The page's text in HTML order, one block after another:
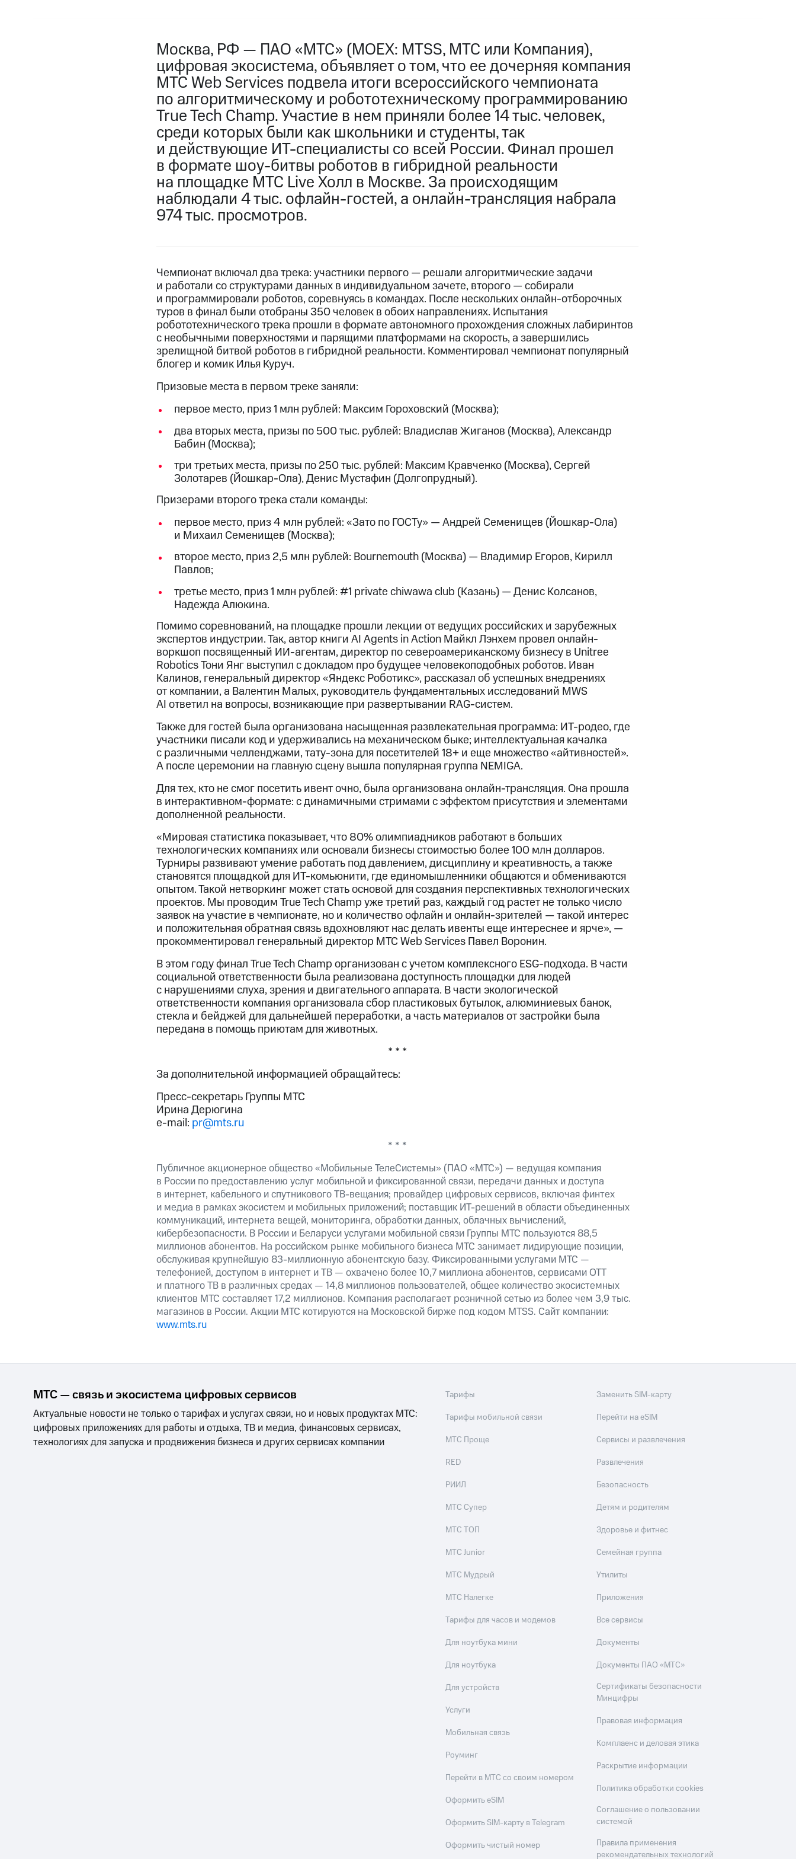
Москва, РФ — ПАО «МТС» (MOEX: MTSS, МТС или Компания),
цифровая экосистема, объявляет о том, что ее дочерняя компания
МТС Web Services подвела итоги всероссийского чемпионата
по алгоритмическому и робототехническому программированию
True Tech Champ. Участие в нем приняли более 14 тыс. человек,
среди которых были как школьники и студенты, так
и действующие ИТ-специалисты со всей России. Финал прошел
в формате шоу-битвы роботов в гибридной реальности
на площадке МТС Live Холл в Москве. За происходящим
наблюдали 4 тыс. офлайн-гостей, а онлайн-трансляция набрала
974 тыс. просмотров.
Чемпионат включал два трека: участники первого — решали алгоритмические задачи
и работали со структурами данных в индивидуальном зачете, второго — собирали
и программировали роботов, соревнуясь в командах. После нескольких онлайн-отборочных
туров в финал были отобраны 350 человек в обоих направлениях. Испытания
робототехнического трека прошли в формате автономного прохождения сложных лабиринтов
с необычными поверхностями и парящими платформами на скорость, а завершились
зрелищной битвой роботов в гибридной реальности. Комментировал чемпионат популярный
блогер и комик Илья Куруч.
Призовые места в первом треке заняли:
первое место, приз 1 млн рублей: Максим Гороховский (Москва);
два вторых места, призы по 500 тыс. рублей: Владислав Жиганов (Москва), Александр
Бабин (Москва);
три третьих места, призы по 250 тыс. рублей: Максим Кравченко (Москва), Сергей
Золотарев (Йошкар-Ола), Денис Мустафин (Долгопрудный).
Призерами второго трека стали команды:
первое место, приз 4 млн рублей: «Зато по ГОСТу» — Андрей Семенищев (Йошкар-Ола)
и Михаил Семенищев (Москва);
второе место, приз 2,5 млн рублей: Bournemouth (Москва) — Владимир Егоров, Кирилл
Павлов;
третье место, приз 1 млн рублей: #1 private chiwawa club (Казань) — Денис Колсанов,
Надежда Алюкина.
Помимо соревнований, на площадке прошли лекции от ведущих российских и зарубежных
экспертов индустрии. Так, автор книги AI Agents in Action Майкл Лэнхем провел онлайн-
воркшоп посвященный ИИ-агентам, директор по североамериканскому бизнесу в Unitree
Robotics Тони Янг выступил с докладом про будущее человекоподобных роботов. Иван
Калинов, генеральный директор «Яндекс Роботикс», рассказал об успешных внедрениях
от компании, а Валентин Малых, руководитель фундаментальных исследований MWS
AI ответил на вопросы, возникающие при развертывании RAG-систем.
Также для гостей была организована насыщенная развлекательная программа: ИТ-родео, где
участники писали код и удерживались на механическом быке; интеллектуальная качалка
с различными челленджами, тату-зона для посетителей 18+ и еще множество «айтивностей».
А после церемонии на главную сцену вышла популярная группа NEMIGA.
Для тех, кто не смог посетить ивент очно, была организована онлайн-трансляция. Она прошла
в интерактивном-формате: с динамичными стримами с эффектом присутствия и элементами
дополненной реальности.
«Мировая статистика показывает, что 80% олимпиадников работают в больших
технологических компаниях или основали бизнесы стоимостью более 100 млн долларов.
Турниры развивают умение работать под давлением, дисциплину и креативность, а также
становятся площадкой для ИТ-комьюнити, где единомышленники общаются и обмениваются
опытом. Такой нетворкинг может стать основой для создания перспективных технологических
проектов. Мы проводим True Tech Champ уже третий раз, каждый год растет не только число
заявок на участие в чемпионате, но и количество офлайн и онлайн-зрителей — такой интерес
и положительная обратная связь вдохновляют нас делать ивенты еще интереснее и ярче», —
прокомментировал генеральный директор МТС Web Services Павел Воронин.
В этом году финал True Tech Champ организован с учетом комплексного ЕSG-подхода. В части
социальной ответственности была реализована доступность площадки для людей
с нарушениями слуха, зрения и двигательного аппарата. В части экологической
ответственности компания организовала сбор пластиковых бутылок, алюминиевых банок,
стекла и бейджей для дальнейшей переработки, а часть материалов от застройки была
передана в помощь приютам для животных.
* * *
За дополнительной информацией обращайтесь:
Пресс-секретарь Группы МТС
Ирина Дерюгина
e-mail: pr@mts.ru
* * *
Публичное акционерное общество «Мобильные ТелеСистемы» (ПАО «МТС») — ведущая компания
в России по предоставлению услуг мобильной и фиксированной связи, передачи данных и доступа
в интернет, кабельного и спутникового ТВ-вещания; провайдер цифровых сервисов, включая финтех
и медиа в рамках экосистем и мобильных приложений; поставщик ИТ-решений в области объединенных
коммуникаций, интернета вещей, мониторинга, обработки данных, облачных вычислений,
кибербезопасности. В России и Беларуси услугами мобильной связи Группы МТС пользуются 88,5
миллионов абонентов. На российском рынке мобильного бизнеса МТС занимает лидирующие позиции,
обслуживая крупнейшую 83-миллионную абонентскую базу. Фиксированными услугами МТС —
телефонией, доступом в интернет и ТВ — охвачено более 10,7 миллиона абонентов, сервисами OTT
и платного ТВ в различных средах — 14,8 миллионов пользователей, общее количество экосистемных
клиентов МТС составляет 17,2 миллионов. Компания располагает розничной сетью из более чем 3,9 тыс.
магазинов в России. Акции МТС котируются на Московской бирже под кодом MTSS. Сайт компании:
www.mts.ru
МТС — связь и экосистема цифровых сервисов
Актуальные новости не только о тарифах и услугах связи, но и новых продуктах МТС:
цифровых приложениях для работы и отдыха, ТВ и медиа, финансовых сервисах,
технологиях для запуска и продвижения бизнеса и других сервисах компании
Тарифы
Тарифы мобильной связи
МТС Проще
RED
РИИЛ
МТС Супер
МТС ТОП
МТС Junior
МТС Мудрый
МТС Налегке
Тарифы для часов и модемов
Для ноутбука мини
Для ноутбука
Для устройств
Услуги
Мобильная связь
Роуминг
Перейти в МТС со своим номером
Оформить eSIM
Оформить SIM-карту в Telegram
Оформить чистый номер
Заменить SIM-карту
Перейти на eSIM
Сервисы и развлечения
Развлечения
Безопасность
Детям и родителям
Здоровье и фитнес
Семейная группа
Утилиты
Приложения
Все сервисы
Документы
Документы ПАО «МТС»
Сертификаты безопасности
Минцифры
Правовая информация
Комплаенс и деловая этика
Раскрытие информации
Политика обработки cookies
Соглашение о пользовании
системой
Правила применения
рекомендательных технологий